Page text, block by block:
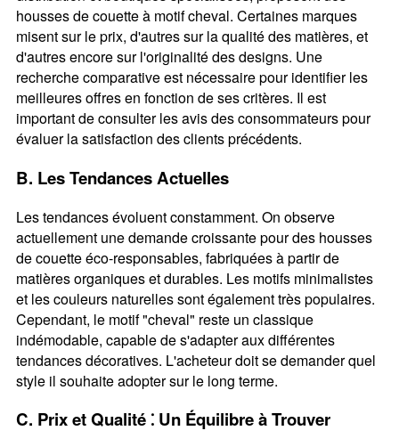
housses de couette à motif cheval. Certaines marques
misent sur le prix, d'autres sur la qualité des matières, et
d'autres encore sur l'originalité des designs. Une
recherche comparative est nécessaire pour identifier les
meilleures offres en fonction de ses critères. Il est
important de consulter les avis des consommateurs pour
évaluer la satisfaction des clients précédents.
B. Les Tendances Actuelles
Les tendances évoluent constamment. On observe
actuellement une demande croissante pour des housses
de couette éco-responsables, fabriquées à partir de
matières organiques et durables. Les motifs minimalistes
et les couleurs naturelles sont également très populaires.
Cependant, le motif "cheval" reste un classique
indémodable, capable de s'adapter aux différentes
tendances décoratives. L'acheteur doit se demander quel
style il souhaite adopter sur le long terme.
C. Prix et Qualité ⁚ Un Équilibre à Trouver